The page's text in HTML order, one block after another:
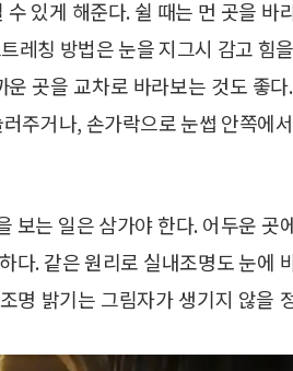
있게 해준다. 쉴 때는 먼 곳을 바
레칭 방법은 눈을 지그시 감고 힘
곳을 교차로 바라보는 것도 좋다
주거나, 손가락으로 눈썹 안쪽에
보는 일은 삼가야 한다. 어두운 곳
다. 같은 원리로 실내조명도 눈에
명 밝기는 그림자가 생기지 않을